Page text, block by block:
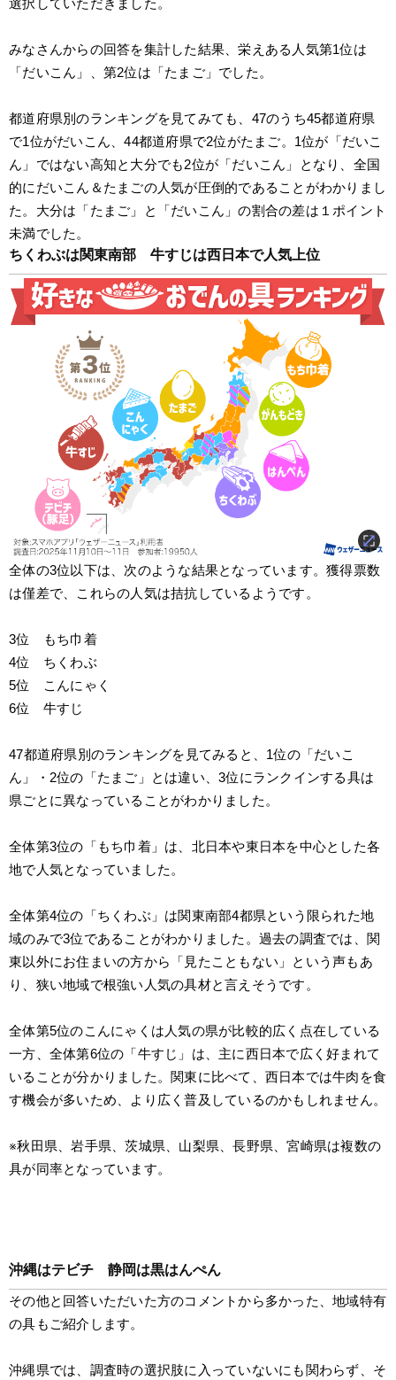
選択していただきました。
みなさんからの回答を集計した結果、栄えある人気第1位は
「だいこん」、第2位は「たまご」でした。
都道府県別のランキングを見てみても、47のうち45都道府県
で1位がだいこん、44都道府県で2位がたまご。1位が「だいこ
ん」ではない高知と大分でも2位が「だいこん」となり、全国
的にだいこん＆たまごの人気が圧倒的であることがわかりまし
た。大分は「たまご」と「だいこん」の割合の差は１ポイント
未満でした。
ちくわぶは関東南部　牛すじは西日本で人気上位
全体の3位以下は、次のような結果となっています。獲得票数
は僅差で、これらの人気は拮抗しているようです。
3位　もち巾着
4位　ちくわぶ
5位　こんにゃく
6位　牛すじ
47都道府県別のランキングを見てみると、1位の「だいこ
ん」・2位の「たまご」とは違い、3位にランクインする具は
県ごとに異なっていることがわかりました。
全体第3位の「もち巾着」は、北日本や東日本を中心とした各
地で人気となっていました。
全体第4位の「ちくわぶ」は関東南部4都県という限られた地
域のみで3位であることがわかりました。過去の調査では、関
東以外にお住まいの方から「見たこともない」という声もあ
り、狭い地域で根強い人気の具材と言えそうです。
全体第5位のこんにゃくは人気の県が比較的広く点在している
一方、全体第6位の「牛すじ」は、主に西日本で広く好まれて
いることが分かりました。関東に比べて、西日本では牛肉を食
す機会が多いため、より広く普及しているのかもしれません。
※秋田県、岩手県、茨城県、山梨県、長野県、宮崎県は複数の
具が同率となっています。
沖縄はテビチ　静岡は黒はんぺん
その他と回答いただいた方のコメントから多かった、地域特有
の具もご紹介します。
沖縄県では、調査時の選択肢に入っていないにも関わらず、そ